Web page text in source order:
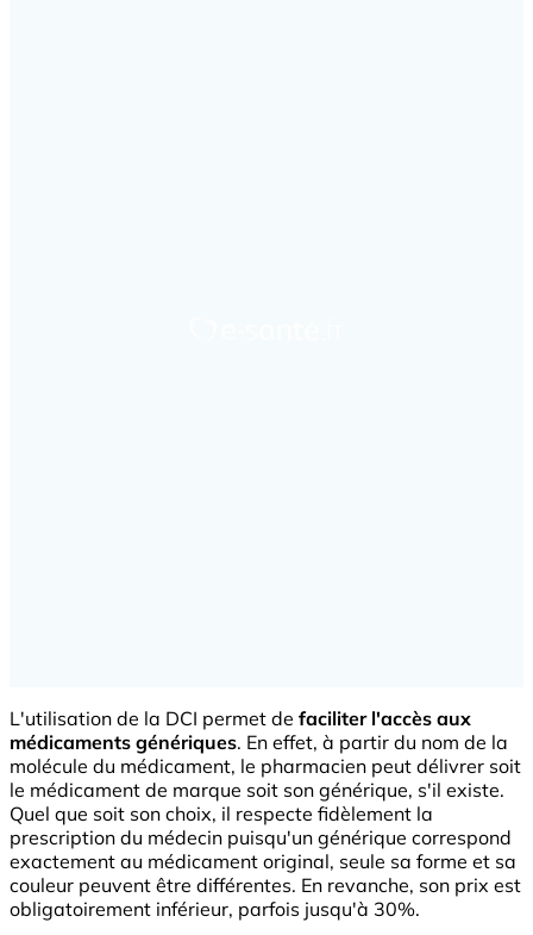
L'utilisation de la DCI permet de faciliter l'accès aux
médicaments génériques. En effet, à partir du nom de la
molécule du médicament, le pharmacien peut délivrer soit
le médicament de marque soit son générique, s'il existe.
Quel que soit son choix, il respecte fidèlement la
prescription du médecin puisqu'un générique correspond
exactement au médicament original, seule sa forme et sa
couleur peuvent être différentes. En revanche, son prix est
obligatoirement inférieur, parfois jusqu'à 30%.